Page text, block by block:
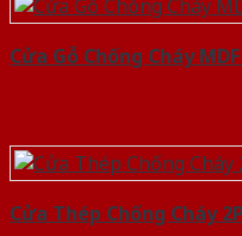
Cửa Gỗ Chống Cháy
Cửa Thép Chống Cháy